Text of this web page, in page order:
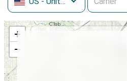
+
−